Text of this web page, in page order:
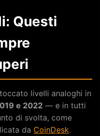
Questi
livelli analoghi in
e 2022 — e in tutti
di svolta, come
da CoinDesk.